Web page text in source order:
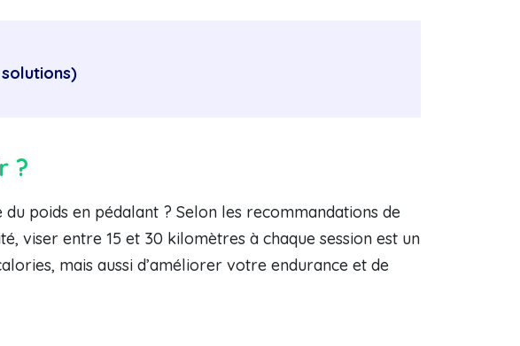
?
poids en pédalant ? Selon les recommandations de
viser entre 15 et 30 kilomètres à chaque session est un
mais aussi d’améliorer votre endurance et de